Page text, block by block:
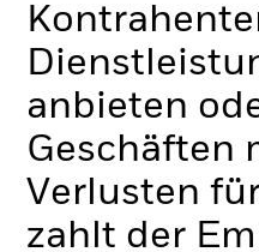
anbieten
Geschäften
Verlusten
zahlt der